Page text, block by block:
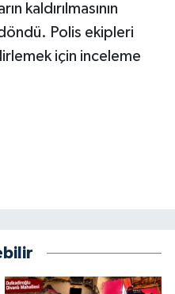
kaldırılmasının
Polis ekipleri
için inceleme